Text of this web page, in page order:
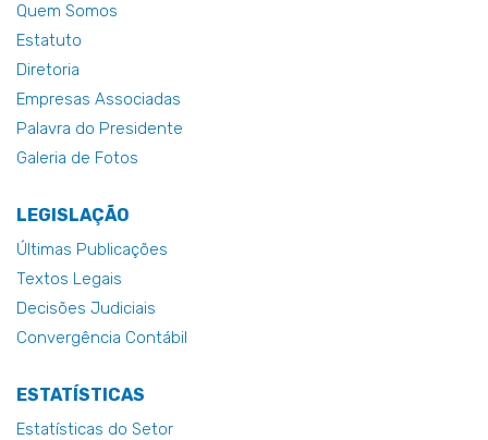
Quem Somos
Estatuto
Diretoria
Empresas Associadas
Palavra do Presidente
Galeria de Fotos
LEGISLAÇÃO
Últimas Publicações
Textos Legais
Decisões Judiciais
Convergência Contábil
ESTATÍSTICAS
Estatísticas do Setor